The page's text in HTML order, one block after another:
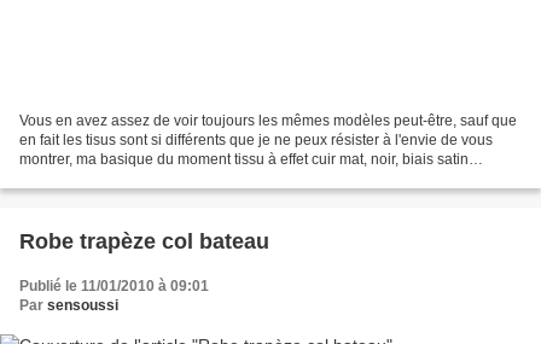
Vous en avez assez de voir toujours les mêmes modèles peut-être, sauf que
en fait les tisus sont si différents que je ne peux résister à l'envie de vous
montrer, ma basique du moment tissu à effet cuir mat, noir, biais satin
Robe trapèze col bateau
Publié le 11/01/2010 à 09:01
Par sensoussi